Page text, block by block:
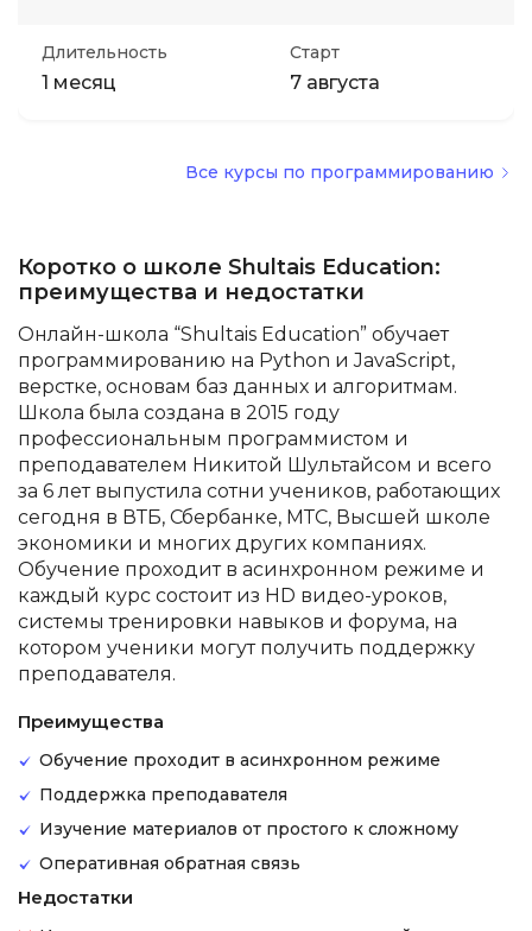
Длительность
1 месяц
Старт
7 августа
Все курсы по программированию
Коротко о школе Shultais Education:
преимущества и недостатки
Онлайн-школа “Shultais Education” обучает
программированию на Python и JavaScript,
верстке, основам баз данных и алгоритмам.
Школа была создана в 2015 году
профессиональным программистом и
преподавателем Никитой Шультайсом и всего
за 6 лет выпустила сотни учеников, работающих
сегодня в ВТБ, Сбербанке, МТС, Высшей школе
экономики и многих других компаниях.
Обучение проходит в асинхронном режиме и
каждый курс состоит из HD видео-уроков,
системы тренировки навыков и форума, на
котором ученики могут получить поддержку
преподавателя.
Преимущества
Обучение проходит в асинхронном режиме
Поддержка преподавателя
Изучение материалов от простого к сложному
Оперативная обратная связь
Недостатки